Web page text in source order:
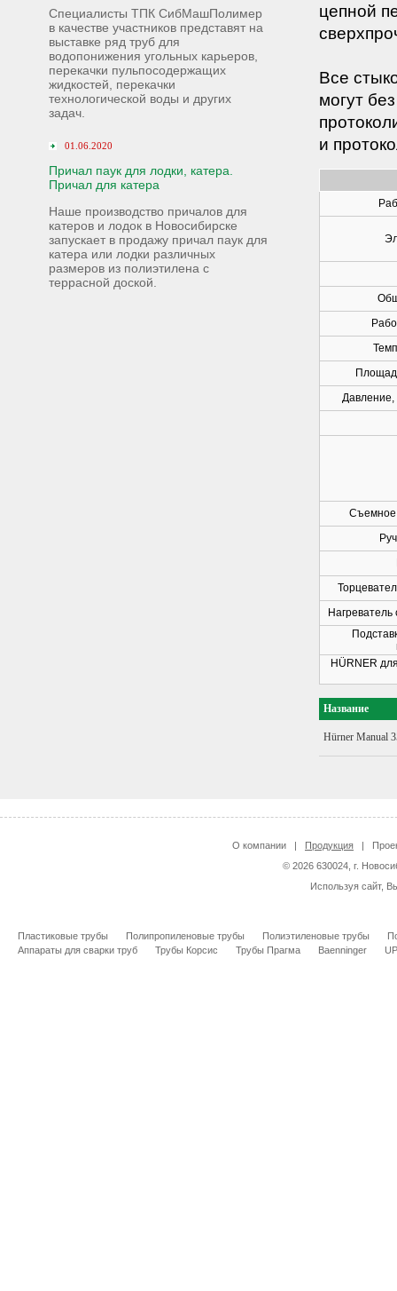
Специалисты ТПК СибМашПолимер
в качестве участников представят на
выставке ряд труб для
водопонижения угольных карьеров,
перекачки пульпосодержащих
жидкостей, перекачки
технологической воды и других
задач.
01.06.2020
Причал паук для лодки, катера.
Причал для катера
Наше производство причалов для
катеров и лодок в Новосибирске
запускает в продажу причал паук для
катера или лодки различных
размеров из полиэтилена с
террасной доской.
цепной
Все
могут
и
Съемное
HÜRNER
Название
Hürner Manual
О компании | Продукция |
© 2026 630024, г.
Используя сайт,
Пластиковые трубы Полипропиленовые трубы Полиэтиленовые трубы
Аппараты для сварки труб
Трубы Корсис Трубы Прагма Baenninger